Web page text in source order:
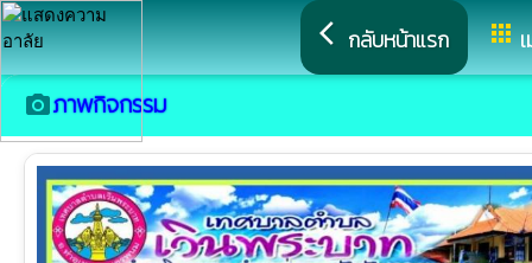
arrow_back_ios กลับหน้าแรก apps
camera_altภาพกิจกรรม